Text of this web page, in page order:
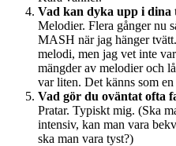
Vad kan dyka upp i
Melodier. Flera gånger nu
MASH när jag hänger
melodi, men jag vet inte
mängder av melodier och
var liten. Det känns som
Vad gör du oväntat ofta
Pratar. Typiskt mig. (Ska
intensiv, kan man vara
ska man vara tyst?)